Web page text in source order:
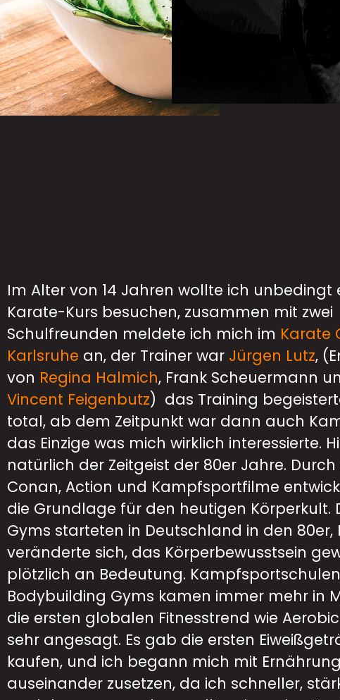
Im Alter von 14 Jahren wollte ich unbedingt
Karate-Kurs besuchen, zusammen mit zwei
Schulfreunden meldete ich mich im Karate
Karlsruhe an, der Trainer war Jürgen Lutz,
von Regina Halmich, Frank Scheuermann
Vincent Feigenbutz) das Training
total, ab dem Zeitpunkt war dann auch
das Einzige was mich wirklich interessierte.
natürlich der Zeitgeist der 80er Jahre. Durch
Conan, Action und Kampfsportfilme
die Grundlage für den heutigen Körperkult.
Gyms starteten in Deutschland in den 80er,
veränderte sich, das Körperbewusstsein
plötzlich an Bedeutung.
Bodybuilding Gyms kamen immer mehr in
die ersten globalen Fitnesstrend wie
sehr angesagt. Es gab die ersten
kaufen, und ich begann mich mit Ernährung
auseinander zusetzen, da ich schneller,